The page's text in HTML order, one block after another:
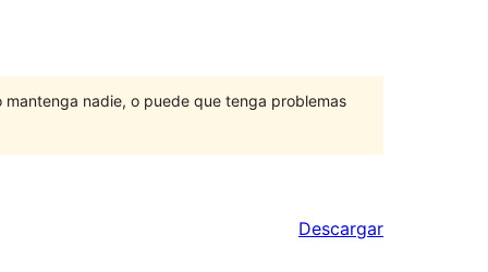
nadie, o puede que tenga problemas
Descargar